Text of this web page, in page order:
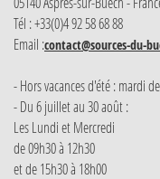
Tél : +33(0)4 92 58 68 88
Email :contact@sources-du-
- Hors vacances d'été : mardi
- Du 6 juillet au 30 août :
Les Lundi et Mercredi
de 09h30 à 12h30
et de 15h30 à 18h00